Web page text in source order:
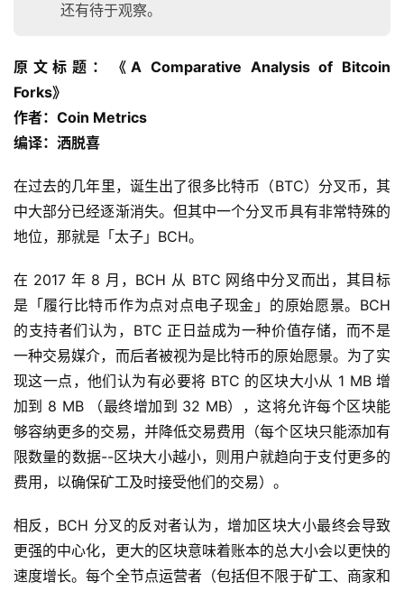
还有待于观察。
原文标题：《A Comparative Analysis of Bitcoin
Forks》
作者：Coin Metrics
编译：洒脱喜
在过去的几年里，诞生出了很多比特币（BTC）分叉币，其
中大部分已经逐渐消失。但其中一个分叉币具有非常特殊的
地位，那就是「太子」BCH。
在 2017 年 8 月，BCH 从 BTC 网络中分叉而出，其目标
是「履行比特币作为点对点电子现金」的原始愿景。BCH
的支持者们认为，BTC 正日益成为一种价值存储，而不是
一种交易媒介，而后者被视为是比特币的原始愿景。为了实
现这一点，他们认为有必要将 BTC 的区块大小从 1 MB 增
加到 8 MB （最终增加到 32 MB），这将允许每个区块能
够容纳更多的交易，并降低交易费用（每个区块只能添加有
限数量的数据--区块大小越小，则用户就趋向于支付更多的
费用，以确保矿工及时接受他们的交易）。
相反，BCH 分叉的反对者认为，增加区块大小最终会导致
更强的中心化，更大的区块意味着账本的总大小会以更快的
速度增长。每个全节点运营者（包括但不限于矿工、商家和